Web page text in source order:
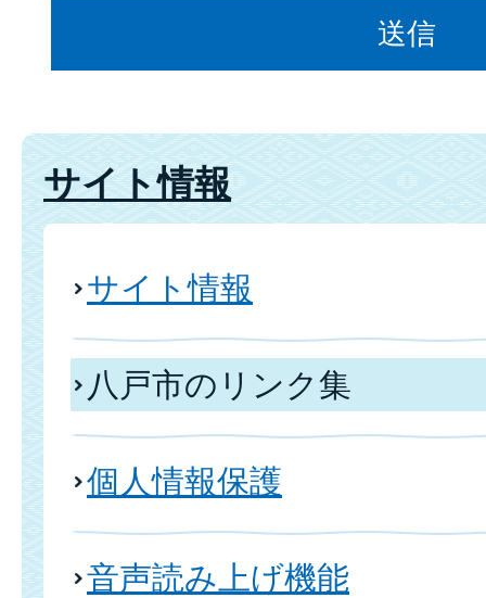
サイト情報
サイト情報
八戸市のリンク集
個人情報保護
音声読み上げ機能